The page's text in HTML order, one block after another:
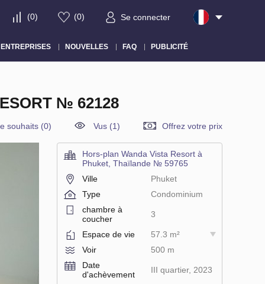
(0) (0) Se connecter
ENTREPRISES NOUVELLES FAQ PUBLICITÉ
№ 62128
souhaits (0) Vus (1) Offrez votre prix
Hors-plan Wanda Vista Resort à
Phuket, Thaïlande № 59765
Ville
Phuket
Type
Condominium
chambre à
coucher
3
Espace de vie
57.3 m²
Voir
500 m
Date
d'achèvement
III quartier, 2023